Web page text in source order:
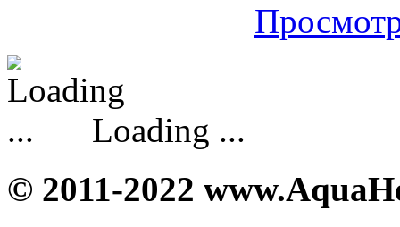
Loading ...
© 2011-2022